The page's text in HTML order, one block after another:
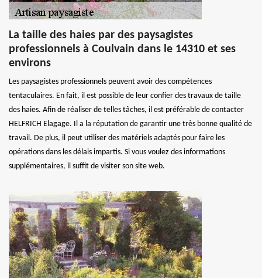
La taille des haies par des paysagistes
professionnels à Coulvain dans le 14310 et ses
environs
Les paysagistes professionnels peuvent avoir des compétences
tentaculaires. En fait, il est possible de leur confier des travaux de taille
des haies. Afin de réaliser de telles tâches, il est préférable de contacter
HELFRICH Elagage. Il a la réputation de garantir une très bonne qualité de
travail. De plus, il peut utiliser des matériels adaptés pour faire les
opérations dans les délais impartis. Si vous voulez des informations
supplémentaires, il suffit de visiter son site web.